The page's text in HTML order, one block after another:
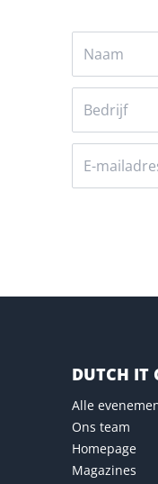
DUTCH IT
Alle
Ons team
Homepage
Magazines